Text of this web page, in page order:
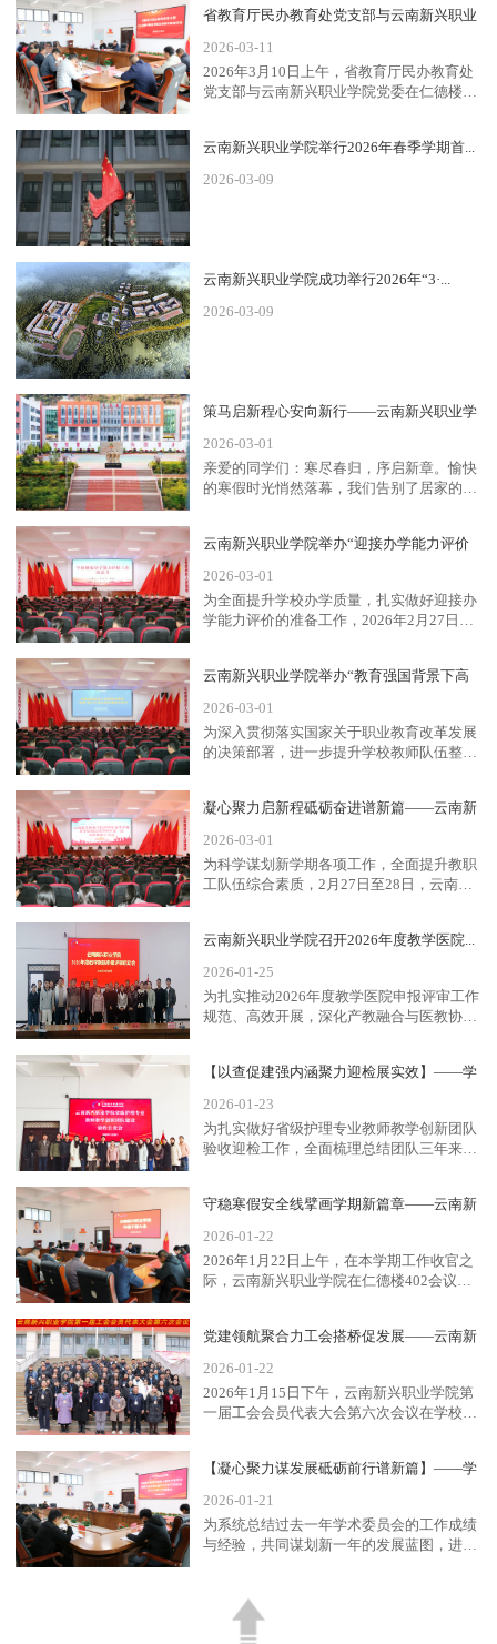
省教育厅民办教育处党支部与云南新兴职业
学...
2026-03-11
2026年3月10日上午，省教育厅民办教育处
党支部与云南新兴职业学院党委在仁德楼
云南新兴职业学院举行2026年春季学期首...
2026-03-09
云南新兴职业学院成功举行2026年“3·...
2026-03-09
策马启新程心安向新行——云南新兴职业学
院...
2026-03-01
亲爱的同学们：寒尽春归，序启新章。愉快
的寒假时光悄然落幕，我们告别了居家的松
云南新兴职业学院举办“迎接办学能力评价
工...
2026-03-01
为全面提升学校办学质量，扎实做好迎接办
学能力评价的准备工作，2026年2月27日下
云南新兴职业学院举办“教育强国背景下高
职...
2026-03-01
为深入贯彻落实国家关于职业教育改革发展
的决策部署，进一步提升学校教师队伍整体
凝心聚力启新程砥砺奋进谱新篇——云南新
兴...
2026-03-01
为科学谋划新学期各项工作，全面提升教职
工队伍综合素质，2月27日至28日，云南新
云南新兴职业学院召开2026年度教学医院...
2026-01-25
为扎实推动2026年度教学医院申报评审工作
规范、高效开展，深化产教融合与医教协
【以查促建强内涵聚力迎检展实效】——学
校...
2026-01-23
为扎实做好省级护理专业教师教学创新团队
验收迎检工作，全面梳理总结团队三年来的
守稳寒假安全线擘画学期新篇章——云南新
兴...
2026-01-22
2026年1月22日上午，在本学期工作收官之
际，云南新兴职业学院在仁德楼402会议室
党建领航聚合力工会搭桥促发展——云南新
兴...
2026-01-22
2026年1月15日下午，云南新兴职业学院第
一届工会会员代表大会第六次会议在学校报
【凝心聚力谋发展砥砺前行谱新篇】——学
校...
2026-01-21
为系统总结过去一年学术委员会的工作成绩
与经验，共同谋划新一年的发展蓝图，进一